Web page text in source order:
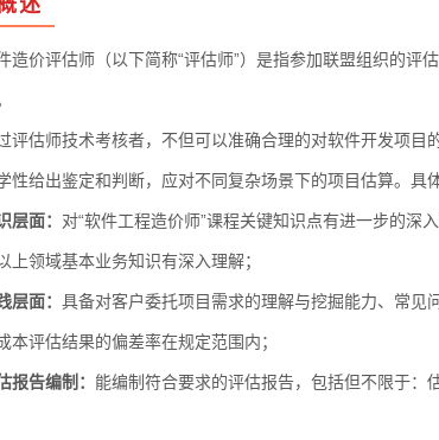
述
评估师（以下简称“评估师”）是指参加联盟组织的评估
师技术考核者，不但可以准确合理的对软件开发项目
性给出鉴定和判断，应对不同复杂场景下的项目估算。具
层面： 对“软件工程造价师”课程关键知识点有进一步的深
上领域基本业务知识有深入理解；
层面： 具备对客户委托项目需求的理解与挖掘能力、常见
本评估结果的偏差率在规定范围内；
报告编制： 能编制符合要求的评估报告，包括但不限于：